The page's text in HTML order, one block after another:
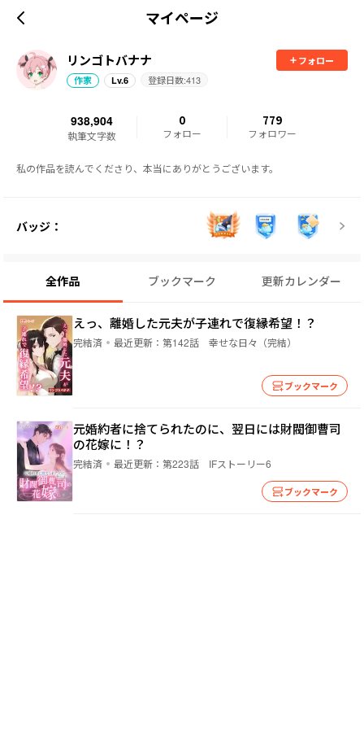
マイページ
リンゴトバナナ
フォロー
作家
Lv.6 登録日数:413
938,904
執筆文字数
0
フォロー
779
フォロワー
私の作品を読んでくださり、本当にありがとうございます。
バッジ：
全作品 ブックマーク 更新カレンダー
えっ、離婚した元夫が子連れで復縁希望！？
完結済 最近更新： 第142話 幸せな日々（完結）
ブックマーク
元婚約者に捨てられたのに、翌日には財閥御曹司
の花嫁に！？
完結済 最近更新： 第223話 IFストーリー6
ブックマーク